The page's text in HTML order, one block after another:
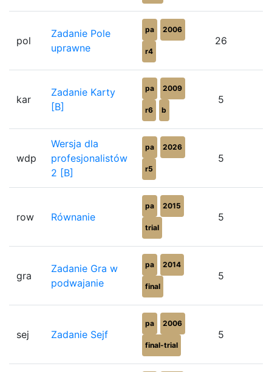
pol
Zadanie Pole
uprawne
pa 2006
r4
26
kar
Zadanie Karty
[B]
pa 2009
r6 b
5
wdp
Wersja dla
profesjonalistów
2 [B]
pa 2026
r5
5
row Równanie
pa 2015
trial
5
gra
Zadanie Gra w
podwajanie
pa 2014
final
5
sej Zadanie Sejf
pa 2006
final-trial
5